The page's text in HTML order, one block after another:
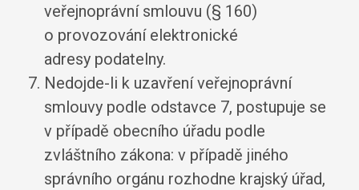
veřejnoprávní smlouvu (§ 160)
o provozování elektronické
adresy podatelny.
Nedojde-li k uzavření veřejnoprávní
smlouvy podle odstavce 7, postupuje se
v případě obecního úřadu podle
zvláštního zákona: v případě jiného
správního orgánu rozhodne krajský úřad,